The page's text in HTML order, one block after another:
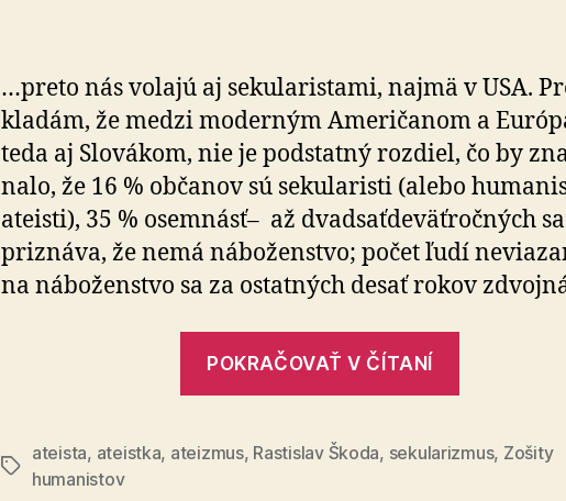
sú
svetské
…preto nás volajú aj sekularistami, najmä v USA.
kla­dám, že medzi moderným Američanom a
teda aj Slovákom, nie je podstatný rozdiel, čo by
na­lo, že 16 % občanov sú sekularisti (alebo
ateisti), 35 % osemnásť– až dvadsaťdeväťročných sa
priznáva, že nemá náboženstvo; počet ľudí
na náboženstvo sa za ostatných desať rokov
POKRAČOVAŤ V ČÍTANÍ
sú
Značky
ateista, ateistka, ateizmus, Rastislav Škoda, sekularizmus, Zošity
humanistov